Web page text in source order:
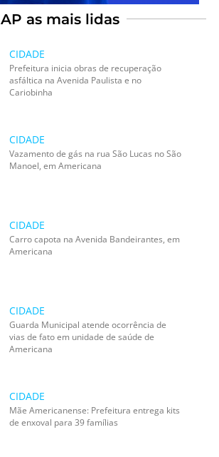
AP as mais lidas
CIDADE
Prefeitura inicia obras de recuperação
asfáltica na Avenida Paulista e no
Cariobinha
CIDADE
Vazamento de gás na rua São Lucas no São
Manoel, em Americana
CIDADE
Carro capota na Avenida Bandeirantes, em
Americana
CIDADE
Guarda Municipal atende ocorrência de
vias de fato em unidade de saúde de
Americana
CIDADE
Mãe Americanense: Prefeitura entrega kits
de enxoval para 39 famílias